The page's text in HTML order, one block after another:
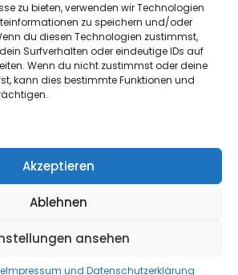
zu bieten, verwenden wir Technologien
zu speichern und/oder
du diesen Technologien zustimmst,
Surfverhalten oder eindeutige IDs auf
Wenn du nicht zustimmst oder deine
kann dies bestimmte Funktionen und
Akzeptieren
Ablehnen
ansehen
Impressum und Datenschutzerklärung
Cookies